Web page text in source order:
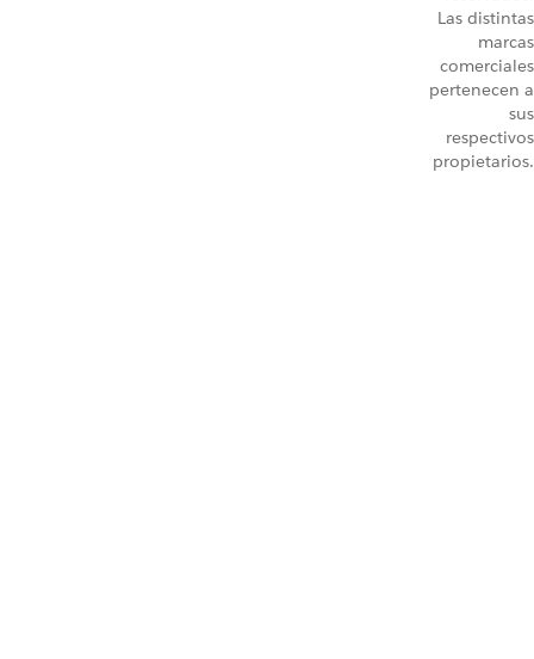
Las distintas
marcas
comerciales
pertenecen a
sus
respectivos
propietarios.